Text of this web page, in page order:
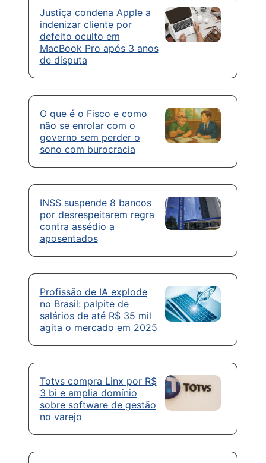
Justiça condena Apple a
indenizar cliente por
defeito oculto em
MacBook Pro após 3 anos
de disputa
O que é o Fisco e como
não se enrolar com o
governo sem perder o
sono com burocracia
INSS suspende 8 bancos
por desrespeitarem regra
contra assédio a
aposentados
Profissão de IA explode
no Brasil: palpite de
salários de até R$ 35 mil
agita o mercado em 2025
Totvs compra Linx por R$
3 bi e amplia domínio
sobre software de gestão
no varejo